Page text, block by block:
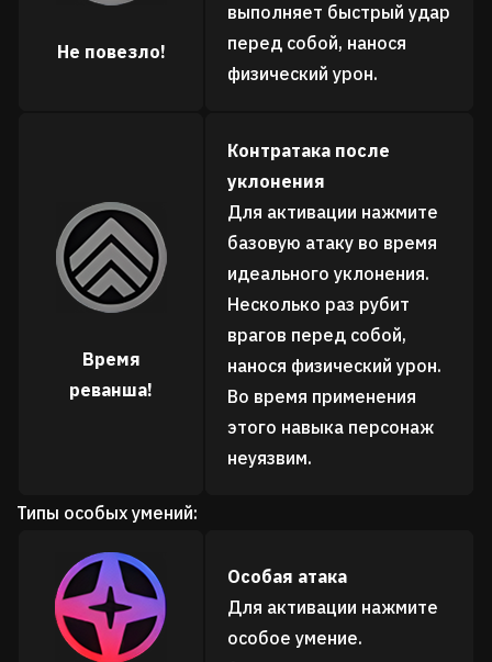
Не повезло!
выполняет быстрый удар
перед собой, нанося
физический урон.
Время
реванша!
Контратака после
уклонения
Для активации нажмите
базовую атаку во время
идеального уклонения.
Несколько раз рубит
врагов перед собой,
нанося физический урон.
Во время применения
этого навыка персонаж
неуязвим.
Типы особых умений:
Особая атака
Для активации нажмите
особое умение.